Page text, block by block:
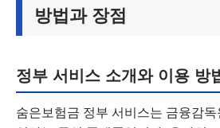
방법과 장점
정부 서비스 소개와 이용 방
숨은보험금 정부 서비스는 금융감